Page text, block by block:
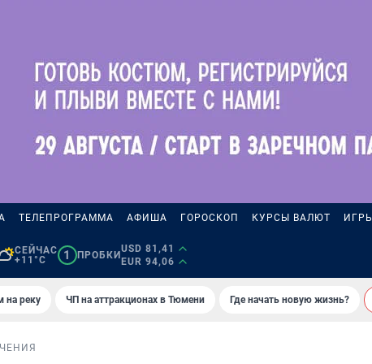
ТЕЛЕПРОГРАММА АФИША ГОРОСКОП КУРСЫ ВАЛЮТ ИГРЫ
СЕЙЧАС
+11°C
1 ПРОБКИ
USD 81,41
EUR 94,06
на реку ЧП на аттракционах в Тюмени Где начать новую жизнь?